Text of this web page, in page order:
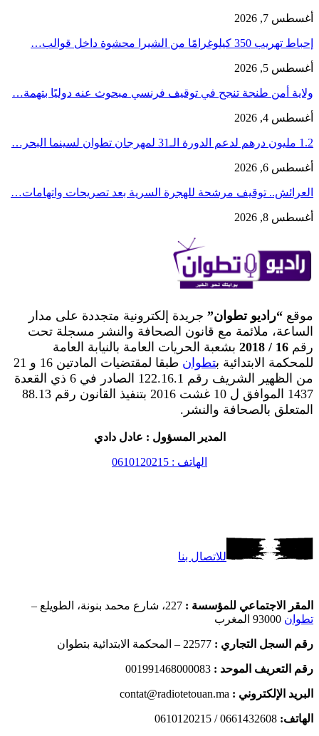
أغسطس 7, 2026
إحباط تهريب 350 كيلوغرامًا من الشيرا محشوة داخل قوالب…
أغسطس 5, 2026
ولاية أمن طنجة تنجح في توقيف فرنسي مبحوث عنه دوليًا بتهمة…
أغسطس 4, 2026
1.2 مليون درهم لدعم الدورة الـ31 لمهرجان تطوان لسينما البحر…
أغسطس 6, 2026
العرائش.. توقيف مرشحة للهجرة السرية بعد تصريحات واتهامات…
أغسطس 8, 2026
موقع “راديو تطوان” جريدة إلكترونية متجددة على مدار
الساعة، ملائمة مع قانون الصحافة والنشر مسجلة تحت
رقم 16 / 2018
بشعبة الحريات العامة بالنيابة العامة
للمحكمة الابتدائية بتطوان
طبقا لمقتضيات المادتين 16 و 21
من الظهير الشريف رقم 122.16.1 الصادر في 6 ذي القعدة
1437 الموافق ل 10 غشت 2016 بتنفيذ القانون رقم 88.13
المتعلق بالصحافة والنشر.
المدير المسؤول : عادل دادي
الهاتف : 0610120215
للاتصال بنا
المقر الاجتماعي للمؤسسة : 227، شارع محمد بنونة، الطويلع –
تطوان
رقم السجل التجاري : 22577 – المحكمة الابتدائية بتطوان
رقم التعريف الموحد : 001991468000083
البريد الإلكتروني : contat@radiotetouan.ma
الهاتف: 0661432608 / 0610120215